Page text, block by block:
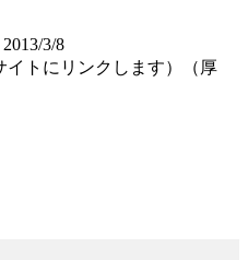
3/8
イトにリンクします）（厚